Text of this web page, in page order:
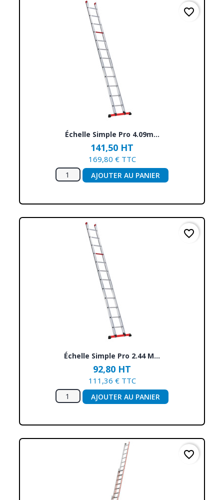
Échelle Simple Pro 4.09m...
141,50 HT
169,80 € TTC
AJOUTER AU PANIER
favorite_border
Échelle Simple Pro 2.44 M...
92,80 HT
111,36 € TTC
AJOUTER AU PANIER
favorite_border
favorite_border